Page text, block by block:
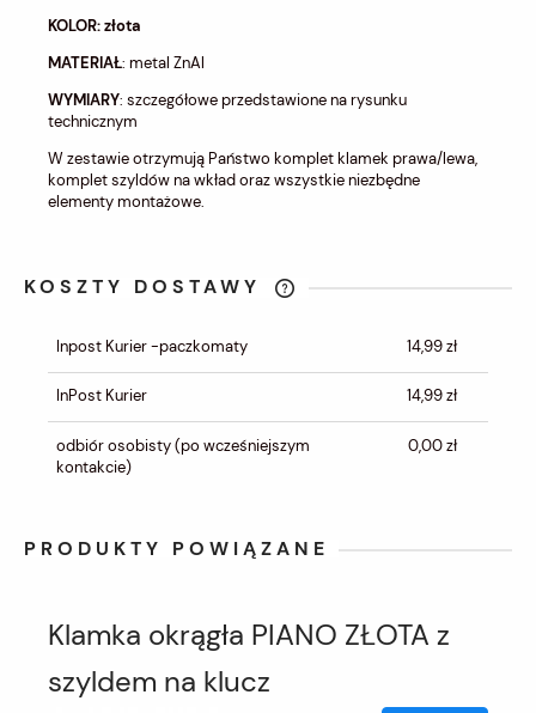
KOLOR: złota
MATERIAŁ: metal ZnAl
WYMIARY: szczegółowe przedstawione na rysunku
technicznym
W zestawie otrzymują Państwo komplet klamek prawa/lewa,
komplet szyldów na wkład oraz wszystkie niezbędne
elementy montażowe.
KOSZTY DOSTAWY
KOSZTÓW PŁATNOŚCI
Inpost Kurier -paczkomaty 14,99 zł
InPost Kurier 14,99 zł
odbiór osobisty(po wcześniejszym
kontakcie)
0,00 zł
PRODUKTY POWIĄZANE
Klamka okrągła PIANO ZŁOTA z
szyldem na klucz